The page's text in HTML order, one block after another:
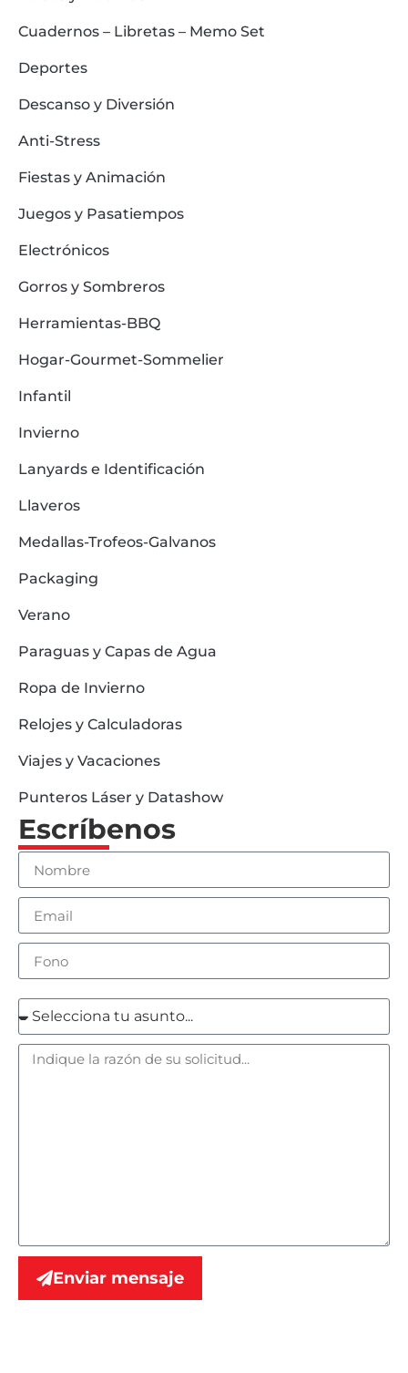
Cuadernos – Libretas – Memo Set
Deportes
Descanso y Diversión
Anti-Stress
Fiestas y Animación
Juegos y Pasatiempos
Electrónicos
Gorros y Sombreros
Herramientas-BBQ
Hogar-Gourmet-Sommelier
Infantil
Invierno
Lanyards e Identificación
Llaveros
Medallas-Trofeos-Galvanos
Packaging
Verano
Paraguas y Capas de Agua
Ropa de Invierno
Relojes y Calculadoras
Viajes y Vacaciones
Punteros Láser y Datashow
Escríbenos
Enviar mensaje